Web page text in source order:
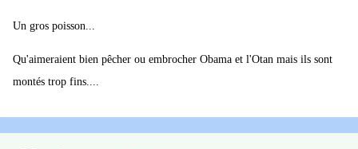
Un gros poisson...
Qu'aimeraient bien pêcher ou embrocher Obama et l'Otan mais ils sont
montés trop fins....